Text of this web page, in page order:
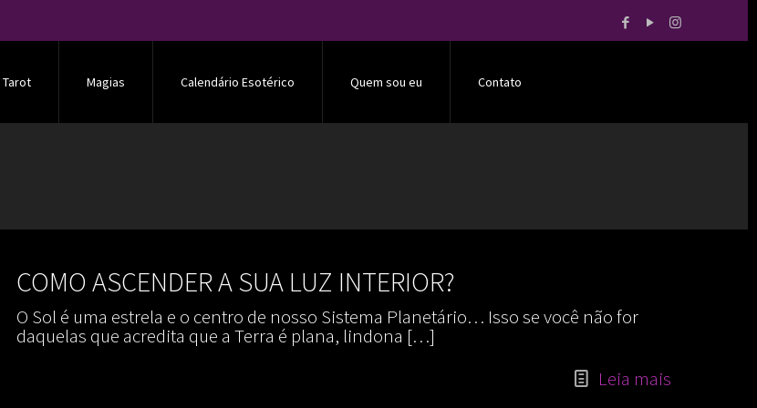
Tarot Magias Calendário Esotérico Quem sou eu Contato
COMO ASCENDER A SUA LUZ INTERIOR?
O Sol é uma estrela e o centro de nosso Sistema Planetário… Isso se você não for
daquelas que acredita que a Terra é plana, lindona […]
Leia mais